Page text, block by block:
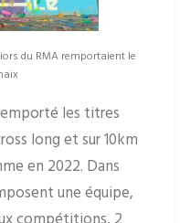
du RMA remportaient le
les titres
long et sur 10km
en 2022. Dans
une équipe,